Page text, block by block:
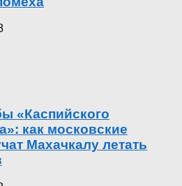
«Каспийского
как московские
Махачкалу летать